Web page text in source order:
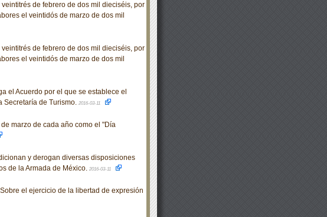
de febrero de dos mil dieciséis, por
el veintidós de marzo de dos mil
de febrero de dos mil dieciséis, por
el veintidós de marzo de dos mil
el Acuerdo por el que se establece el
Secretaría de Turismo. 2016-03-11
marzo de cada año como el "Día
y derogan diversas disposiciones
de la Armada de México. 2016-03-11
el ejercicio de la libertad de expresión